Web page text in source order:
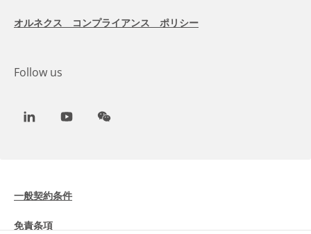
オルネクス コンプライアンス ポリシー
Follow us
LinkedInYoutubeWeChat
一般契約条件
免責条項